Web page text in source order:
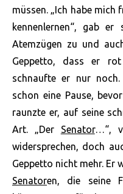
müssen. „Ich habe mich
kennenlernen“, gab er
Atemzügen zu und
Geppetto, dass er rot
schnaufte er nur
schon eine Pause,
raunzte er, auf seine
Art. „Der Senator…“,
widersprechen, doch
Geppetto nicht mehr. Er
Senatoren, die seine